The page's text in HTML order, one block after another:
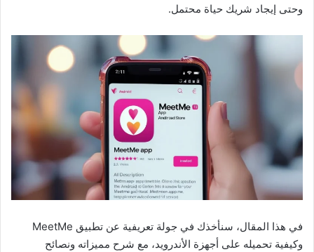
وحتى إيجاد شريك حياة محتمل.
في هذا المقال، سنأخذك في جولة تعريفية عن تطبيق MeetMe
وكيفية تحميله على أجهزة الأندرويد، مع شرح مميزاته ونصائح